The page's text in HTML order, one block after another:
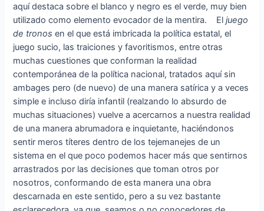
aquí destaca sobre el blanco y negro es el verde, muy bien
utilizado como elemento evocador de la mentira. Eljuego
de tronos en el que está imbricada la política estatal, el
juego sucio, las traiciones y favoritismos, entre otras
muchas cuestiones que conforman la realidad
contemporánea de la política nacional, tratados aquí sin
ambages pero (de nuevo) de una manera satírica y a veces
simple e incluso diría infantil (realzando lo absurdo de
muchas situaciones) vuelve a acercarnos a nuestra realidad
de una manera abrumadora e inquietante, haciéndonos
sentir meros títeres dentro de los tejemanejes de un
sistema en el que poco podemos hacer más que sentirnos
arrastrados por las decisiones que toman otros por
nosotros, conformando de esta manera una obra
descarnada en este sentido, pero a su vez bastante